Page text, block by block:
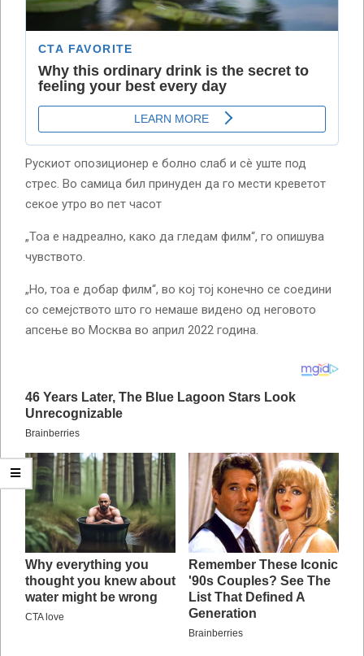
Рускиот опозиционер е болно слаб и сè уште под
стрес. Во самица бил принуден да го мести креветот
секое утро во пет часот
„Тоа е надреално, како да гледам филм“, го опишува
чувството.
„Но, тоа е добар филм“, во кој тој конечно се соедини
со семејството што го немаше видено од неговото
апсење во Москва во април 2022 година.